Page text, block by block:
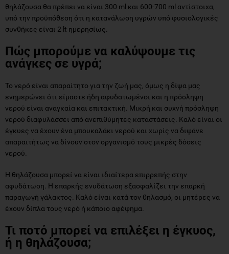
θηλάζουσα θα πρέπει να είναι 300 ml και 600-700 ml αντίστοιχα,
υπό την προϋπόθεση ότι η κατανάλωση υγρών υπό φυσιολογικές
συνθήκες είναι 2 lt ημερησίως.
Πώς μπορούμε να καλύψουμε τις
ανάγκες σε υγρά;
Το νερό είναι απαραίτητο για την ζωή μας, όμως η δίψα μας
ενημερώνει ότι είμαστε ήδη αφυδατωμένοι και η πρόσληψη
νερού είναι αναγκαία και επιτακτική. Μικρή και συχνή πρόσληψη
νερού διαφυλάσσει από ανεπιθύμητες καταστάσεις. Καλό είναι οι
έγκυες να έχουν ένα μπουκαλάκι νερού και χωρίς να διψάνε
απαραιτήτως να δίνουν στον οργανισμό τους μικρές δόσεις
νερού.
Η θηλάζουσα μπορεί να είναι ιδιαίτερα επιρρεπής στην
αφυδάτωση. Η επαρκής ενυδάτωση εξασφαλίζει την επαρκή
παραγωγή γάλακτος. Καλό είναι κατά τον θηλασμό, οι μητέρες να
έχουν δίπλα τους νερό ή κάποιο αφέψημα.
Τι ποτό μπορεί να επιλέξει η έγκυος,
ή η θηλάζουσα;